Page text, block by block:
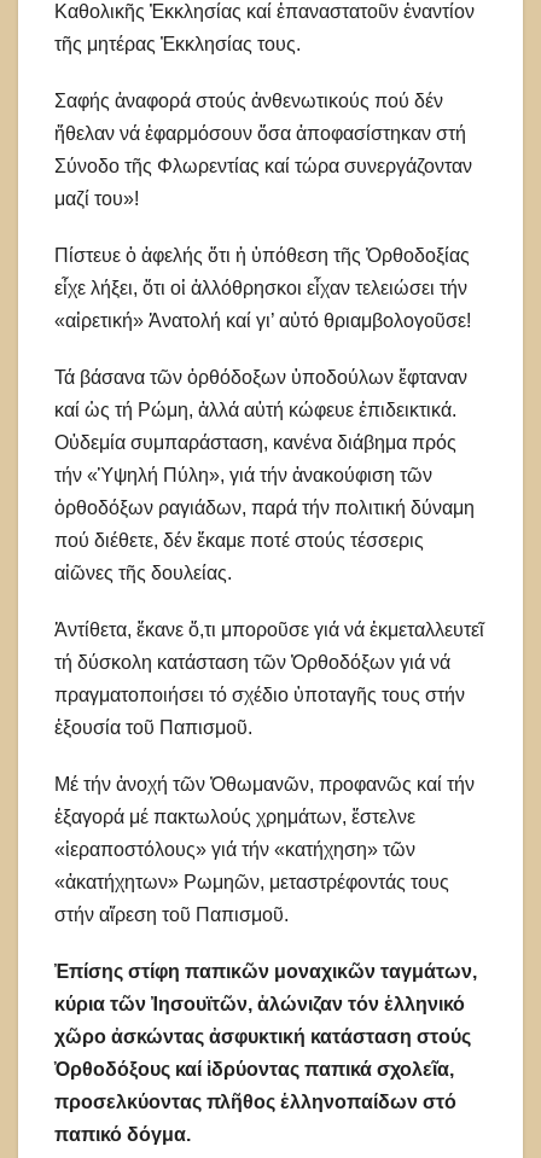
Καθολικῆς Ἐκκλησίας καί ἐπαναστατοῦν ἐναντίον
τῆς μητέρας Ἐκκλησίας τους.
Σαφής ἀναφορά στούς ἀνθενωτικούς πού δέν
ἤθελαν νά ἐφαρμόσουν ὅσα ἀποφασίστηκαν στή
Σύνοδο τῆς Φλωρεντίας καί τώρα συνεργάζονταν
μαζί του»!
Πίστευε ὁ ἀφελής ὅτι ἡ ὑπόθεση τῆς Ὀρθοδοξίας
εἶχε λήξει, ὅτι οἱ ἀλλόθρησκοι εἶχαν τελειώσει τήν
«αἱρετική» Ἀνατολή καί γι’ αὐτό θριαμβολογοῦσε!
Τά βάσανα τῶν ὀρθόδοξων ὑποδούλων ἔφταναν
καί ὡς τή Ρώμη, ἀλλά αὐτή κώφευε ἐπιδεικτικά.
Οὐδεμία συμπαράσταση, κανένα διάβημα πρός
τήν «Ὑψηλή Πύλη», γιά τήν ἀνακούφιση τῶν
ὀρθοδόξων ραγιάδων, παρά τήν πολιτική δύναμη
πού διέθετε, δέν ἔκαμε ποτέ στούς τέσσερις
αἰῶνες τῆς δουλείας.
Ἀντίθετα, ἔκανε ὅ,τι μποροῦσε γιά νά ἐκμεταλλευτεῖ
τή δύσκολη κατάσταση τῶν Ὀρθοδόξων γιά νά
πραγματοποιήσει τό σχέδιο ὑποταγῆς τους στήν
ἐξουσία τοῦ Παπισμοῦ.
Μέ τήν ἀνοχή τῶν Ὀθωμανῶν, προφανῶς καί τήν
ἐξαγορά μέ πακτωλούς χρημάτων, ἔστελνε
«ἱεραποστόλους» γιά τήν «κατήχηση» τῶν
«ἀκατήχητων» Ρωμηῶν, μεταστρέφοντάς τους
στήν αἵρεση τοῦ Παπισμοῦ.
Ἐπίσης στίφη παπικῶν μοναχικῶν ταγμάτων,
κύρια τῶν Ἰησουϊτῶν, ἁλώνιζαν τόν ἑλληνικό
χῶρο ἀσκώντας ἀσφυκτική κατάσταση στούς
Ὀρθοδόξους καί ἱδρύοντας παπικά σχολεῖα,
προσελκύοντας πλῆθος ἑλληνοπαίδων στό
παπικό δόγμα.